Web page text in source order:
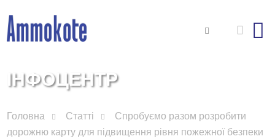
ІНФОЦЕНТР
Головна Статті
Спробуємо разом розробити
дорожню карту для підвищення рівня пожежної безпеки